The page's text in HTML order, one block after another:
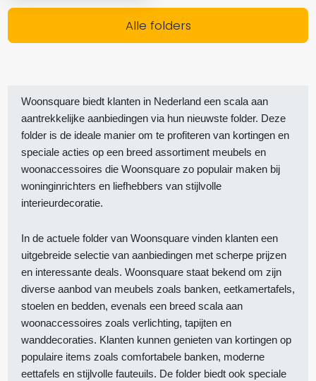
Alle folders
Woonsquare biedt klanten in Nederland een scala aan
aantrekkelijke aanbiedingen via hun nieuwste folder. Deze
folder is de ideale manier om te profiteren van kortingen en
speciale acties op een breed assortiment meubels en
woonaccessoires die Woonsquare zo populair maken bij
woninginrichters en liefhebbers van stijlvolle
interieurdecoratie.
In de actuele folder van Woonsquare vinden klanten een
uitgebreide selectie van aanbiedingen met scherpe prijzen
en interessante deals. Woonsquare staat bekend om zijn
diverse aanbod van meubels zoals banken, eetkamertafels,
stoelen en bedden, evenals een breed scala aan
woonaccessoires zoals verlichting, tapijten en
wanddecoraties. Klanten kunnen genieten van kortingen op
populaire items zoals comfortabele banken, moderne
eettafels en stijlvolle fauteuils. De folder biedt ook speciale